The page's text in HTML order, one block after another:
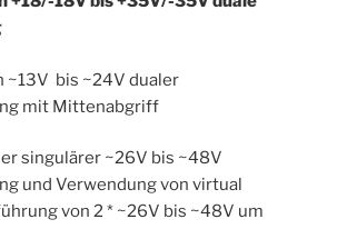
~13V bis ~24V dualer
mit Mittenabgriff
singulärer ~26V bis ~48V
und Verwendung von virtual
von 2 * ~26V bis ~48V um